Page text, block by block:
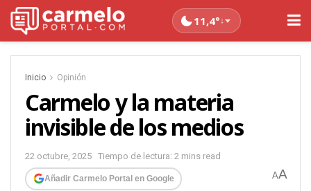
11,4°↓
Inicio Opinión
Carmelo y la materia
invisible de los medios
22 octubre, 2025 Tiempo de lectura: 2 mins read
Añadir Carmelo Portal en Google AA